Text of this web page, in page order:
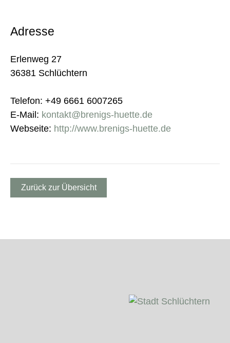
Adresse
Erlenweg 27
36381 Schlüchtern
Telefon: +49 6661 6007265
E-Mail: kontakt@brenigs-huette.de
Webseite: http://www.brenigs-huette.de
Zurück zur Übersicht